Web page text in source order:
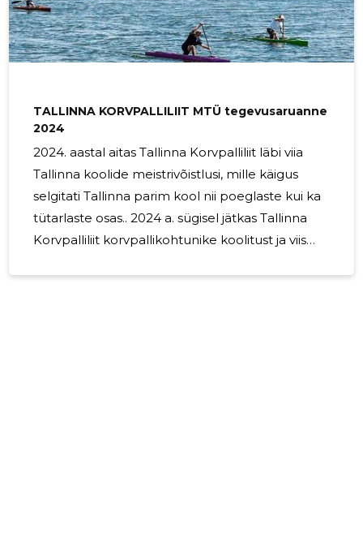
TALLINNA KORVPALLILIIT MTÜ tegevusaruanne
2024
2024. aastal aitas Tallinna Korvpalliliit läbi viia
Tallinna koolide meistrivõistlusi, mille käigus
selgitati Tallinna parim kool nii poeglaste kui ka
tütarlaste osas.. 2024 a. sügisel jätkas Tallinna
Korvpalliliit korvpallikohtunike koolitust ja viis